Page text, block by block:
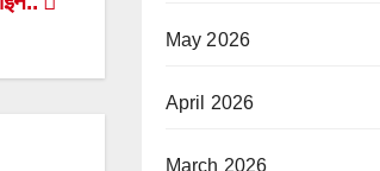
May 2026
April 2026
March 2026